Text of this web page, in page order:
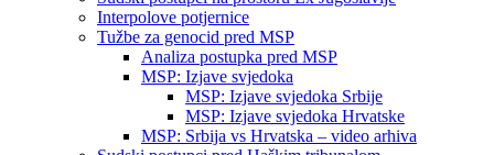
Interpolove potjernice
Tužbe za genocid pred MSP
Analiza postupka pred MSP
MSP: Izjave svjedoka
MSP: Izjave svjedoka Srbije
MSP: Izjave svjedoka Hrvatske
MSP: Srbija vs Hrvatska – video arhiva